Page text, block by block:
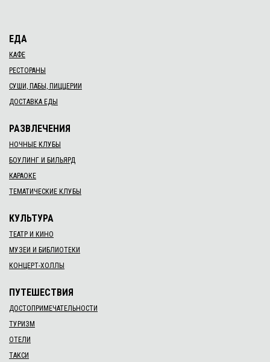
ЕДА
КАФЕ
РЕСТОРАНЫ
СУШИ, ПАБЫ, ПИЦЦЕРИИ
ДОСТАВКА ЕДЫ
РАЗВЛЕЧЕНИЯ
НОЧНЫЕ КЛУБЫ
БОУЛИНГ И БИЛЬЯРД
КАРАОКЕ
ТЕМАТИЧЕСКИЕ КЛУБЫ
КУЛЬТУРА
ТЕАТР И КИНО
МУЗЕИ И БИБЛИОТЕКИ
КОНЦЕРТ-ХОЛЛЫ
ПУТЕШЕСТВИЯ
ДОСТОПРИМЕЧАТЕЛЬНОСТИ
ТУРИЗМ
ОТЕЛИ
ТАКСИ